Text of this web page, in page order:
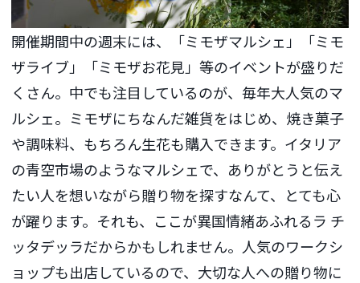
開催期間中の週末には、「ミモザマルシェ」「ミモ
ザライブ」「ミモザお花見」等のイベントが盛りだ
くさん。中でも注目しているのが、毎年大人気のマ
ルシェ。ミモザにちなんだ雑貨をはじめ、焼き菓子
や調味料、もちろん生花も購入できます。イタリア
の青空市場のようなマルシェで、ありがとうと伝え
たい人を想いながら贈り物を探すなんて、とても心
が躍ります。それも、ここが異国情緒あふれるラ チ
ッタデッラだからかもしれません。人気のワークシ
ョップも出店しているので、大切な人への贈り物に